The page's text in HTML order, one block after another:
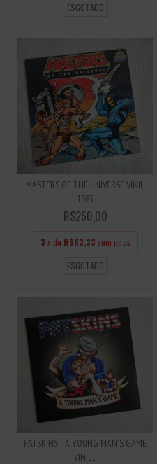
ESGOTADO
MASTERS OF THE UNIVERSE VINIL
1983
R$250,00
3 x de R$83,33 sem juros
ESGOTADO
FATSKINS - A YOUNG MAN'S GAME
VINIL...